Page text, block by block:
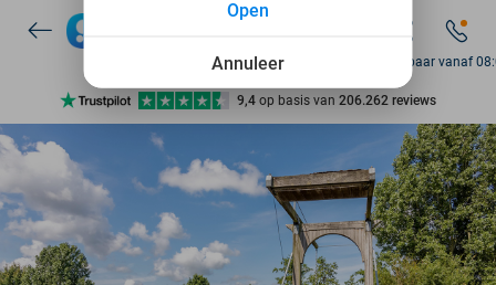
7 dagen per week beschikbaar
10+ miljoen leden
9,4 op basis van 206.262 reviews
7 dagen per week beschikbaar
10+ miljoen leden
Bereikbaar vanaf
Annuleer
Open